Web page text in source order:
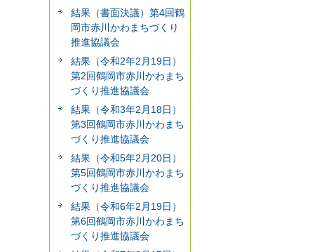
結果（書面決議）第4回鶴
岡市赤川かわまちづくり
推進協議会
結果（令和2年2月19日）
第2回鶴岡市赤川かわまち
づくり推進協議会
結果（令和3年2月18日）
第3回鶴岡市赤川かわまち
づくり推進協議会
結果（令和5年2月20日）
第5回鶴岡市赤川かわまち
づくり推進協議会
結果（令和6年2月19日）
第6回鶴岡市赤川かわまち
づくり推進協議会